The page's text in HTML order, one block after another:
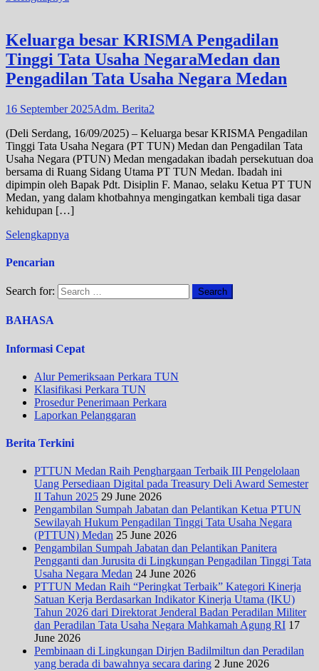
Keluarga besar KRISMA Pengadilan
Tinggi Tata Usaha NegaraMedan dan
Pengadilan Tata Usaha Negara Medan
16 September 2025Adm. Berita2
(Deli Serdang, 16/09/2025) – Keluarga besar KRISMA Pengadilan
Tinggi Tata Usaha Negara (PT TUN) Medan dan Pengadilan Tata
Usaha Negara (PTUN) Medan mengadakan ibadah persekutuan doa
bersama di Ruang Sidang Utama PT TUN Medan. Ibadah ini
dipimpin oleh Bapak Pdt. Disiplin F. Manao, selaku Ketua PT TUN
Medan, yang dalam khotbahnya mengingatkan kembali tiga dasar
kehidupan […]
Selengkapnya
Pencarian
Search for:
BAHASA
Informasi Cepat
Alur Pemeriksaan Perkara TUN
Klasifikasi Perkara TUN
Prosedur Penerimaan Perkara
Laporkan Pelanggaran
Berita Terkini
PTTUN Medan Raih Penghargaan Terbaik III Pengelolaan
Uang Persediaan Digital pada Treasury Deli Award Semester
II Tahun 2025 29 June 2026
Pengambilan Sumpah Jabatan dan Pelantikan Ketua PTUN
Sewilayah Hukum Pengadilan Tinggi Tata Usaha Negara
(PTTUN) Medan 25 June 2026
Pengambilan Sumpah Jabatan dan Pelantikan Panitera
Pengganti dan Jurusita di Lingkungan Pengadilan Tinggi Tata
Usaha Negara Medan 24 June 2026
PTTUN Medan Raih “Peringkat Terbaik” Kategori Kinerja
Satuan Kerja Berdasarkan Indikator Kinerja Utama (IKU)
Tahun 2026 dari Direktorat Jenderal Badan Peradilan Militer
dan Peradilan Tata Usaha Negara Mahkamah Agung RI 17
June 2026
Pembinaan di Lingkungan Dirjen Badilmiltun dan Peradilan
yang berada di bawahnya secara daring 2 June 2026